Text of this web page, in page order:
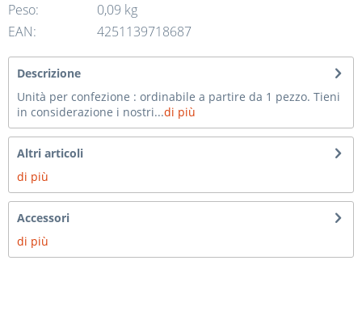
Peso:
0,09 kg
EAN:
4251139718687
Descrizione
Unità per confezione : ordinabile a partire da 1 pezzo. Tieni
in considerazione i nostri...di più
Altri articoli
di più
Accessori
di più